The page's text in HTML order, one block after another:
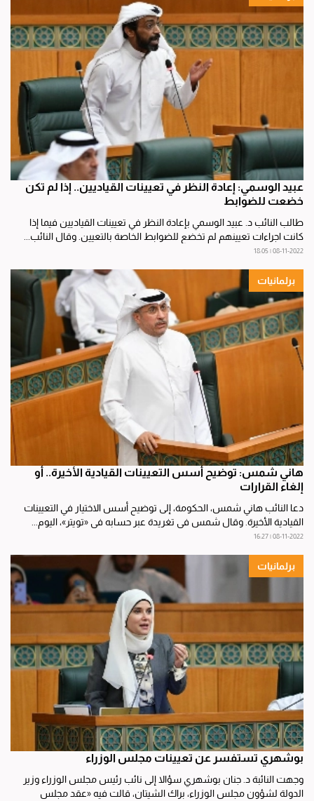
عبيد الوسمي: إعادة النظر في تعيينات القياديين.. إذا لم تكن
خضعت للضوابط
طالب النائب د. عبيد الوسمي بإعادة النظر في تعيينات القياديين فيما إذا
كانت اجراءات تعيينهم لم تخضع للضوابط الخاصة بالتعيين. وقال النائب...
08-11-2022 | 18:05
برلمانيات
هاني شمس: توضيح أسس التعيينات القيادية الأخيرة.. أو
إلغاء القرارات
دعا النائب هاني شمس، الحكومة، إلى توضيح أسس الاختيار في التعيينات
القيادية الأخيرة. وقال شمس في تغريدة عبر حسابه في «تويتر»، اليوم...
08-11-2022 | 16:27
برلمانيات
بوشهري تستفسر عن تعيينات مجلس الوزراء
وجهت النائبة د. جنان بوشهري سؤالا إلى نائب رئيس مجلس الوزراء وزير
الدولة لشؤون مجلس الوزراء، براك الشيتان، قالت فيه «عقد مجلس